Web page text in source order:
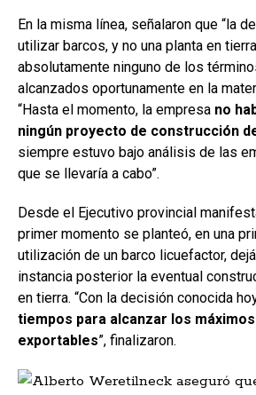
En la misma línea, señalaron que “la
utilizar barcos, y no una planta en
absolutamente ninguno de los
alcanzados oportunamente en la
“Hasta el momento, la empresa no
ningún proyecto de construcción
siempre estuvo bajo análisis de las
que se llevaría a cabo”.
Desde el Ejecutivo provincial
primer momento se planteó, en una
utilización de un barco licuefactor,
instancia posterior la eventual
en tierra. “Con la decisión conocida
tiempos para alcanzar los
exportables”, finalizaron.